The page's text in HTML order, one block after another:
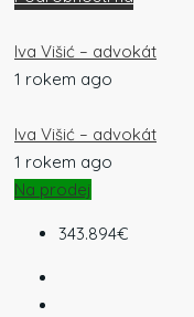
Iva Višić – advokát
1 rokem ago
Iva Višić – advokát
1 rokem ago
Na prodej
343.894€